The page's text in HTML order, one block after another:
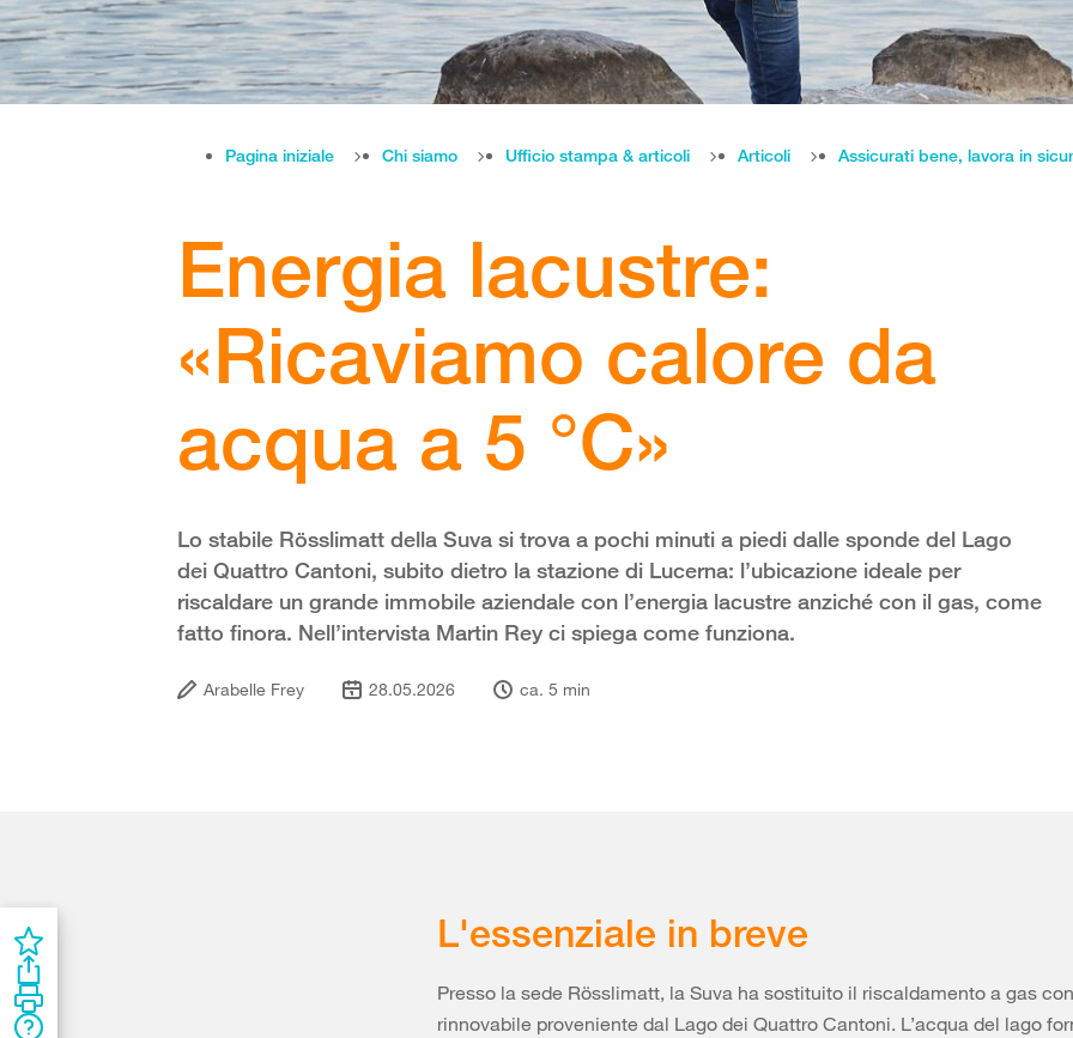
Pagina iniziale Chi siamo Ufficio stampa & articoli Articoli Assicurati bene, lavora in
Energia lacustre:
«Ricaviamo calore da
acqua a 5 °C»
Lo stabile Rösslimatt della Suva si trova a pochi minuti a piedi dalle sponde del Lago
dei Quattro Cantoni, subito dietro la stazione di Lucerna: l’ubicazione ideale per
riscaldare un grande immobile aziendale con l’energia lacustre anziché con il gas, come
fatto finora. Nell’intervista Martin Rey ci spiega come funziona.
Arabelle Frey 28.05.2026 ca. 5 min
L'essenziale in breve
Presso la sede Rösslimatt, la Suva ha sostituito il riscaldamento a gas
rinnovabile proveniente dal Lago dei Quattro Cantoni. L’acqua del lago